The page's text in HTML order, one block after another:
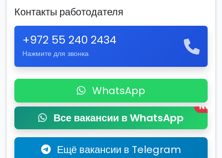
Контакты работодателя
+972 55 240 2434
Нажмите для звонка
WhatsApp
Все вакансии в WhatsApp
New
Ещё вакансии в Telegram